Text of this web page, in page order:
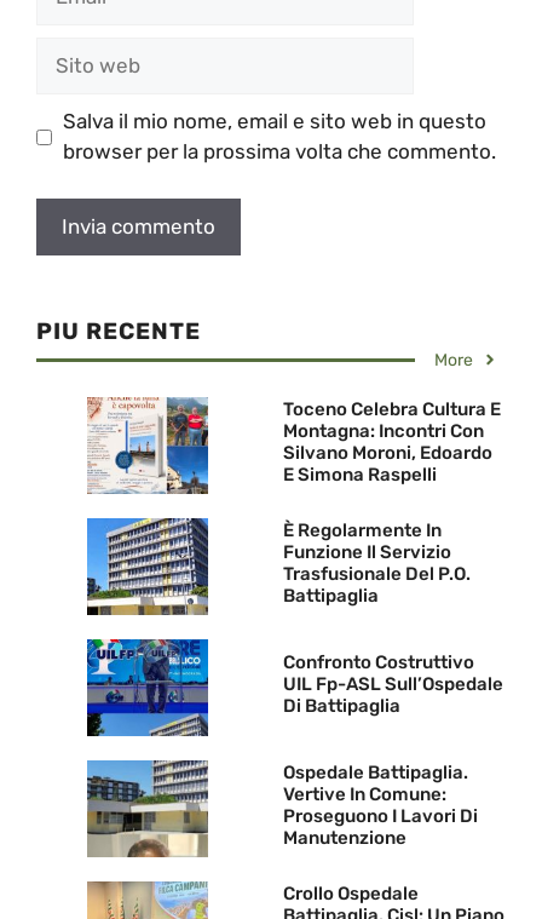
Salva il mio nome, email e sito web in questo
browser per la prossima volta che commento.
PIU RECENTE
More
Toceno Celebra Cultura E
Montagna: Incontri Con
Silvano Moroni, Edoardo
E Simona Raspelli
È Regolarmente In
Funzione Il Servizio
Trasfusionale Del P.O.
Battipaglia
Confronto Costruttivo
UIL Fp-ASL Sull’Ospedale
Di Battipaglia
Ospedale Battipaglia.
Vertive In Comune:
Proseguono I Lavori Di
Manutenzione
Crollo Ospedale